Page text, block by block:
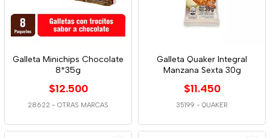
Galleta Minichips Chocolate
8*35g
$12.500
28622 - OTRAS MARCAS
Galleta Quaker Integral
Manzana Sexta 30g
$11.450
35199 - QUAKER